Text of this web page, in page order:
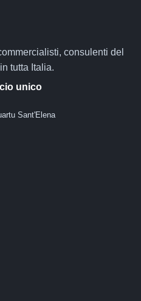
consulenti del
tutta Italia.
unico
Sant'Elena